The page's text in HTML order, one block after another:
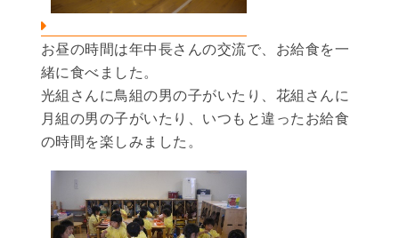
お昼の時間は年中長さんの交流で、お給食を一
緒に食べました。
光組さんに鳥組の男の子がいたり、花組さんに
月組の男の子がいたり、いつもと違ったお給食
の時間を楽しみました。